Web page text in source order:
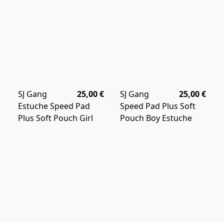
25,00 €
SJ Gang
Estuche Speed Pad
Plus Soft Pouch Girl
25,00 €
SJ Gang
Speed Pad Plus Soft
Pouch Boy Estuche